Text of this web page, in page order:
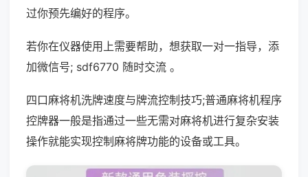
过你预先编好的程序。
若你在仪器使用上需要帮助，想获取一对一指导，添
加微信号; sdf6770 随时交流 。
四口麻将机洗牌速度与牌流控制技巧;普通麻将机程序
控牌器一般是指通过一些无需对麻将机进行复杂安装
操作就能实现控制麻将牌功能的设备或工具。